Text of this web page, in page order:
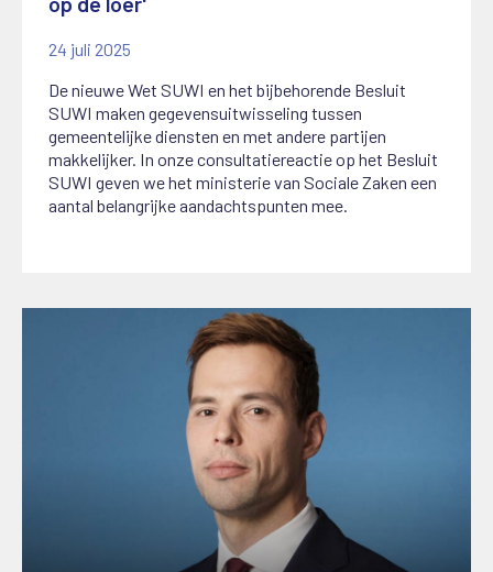
24 juli 2025
De nieuwe Wet SUWI en het bijbehorende Besluit
SUWI maken gegevensuitwisseling tussen
gemeentelijke diensten en met andere partijen
makkelijker. In onze consultatiereactie op het Besluit
SUWI geven we het ministerie van Sociale Zaken een
aantal belangrijke aandachtspunten mee.